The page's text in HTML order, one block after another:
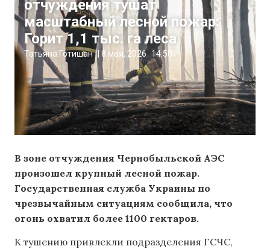
отчуждения тушат
масштабный лесной пожар:
Горит 1,1 тыс. га леса
Татьяна Готишан 8 мая, 2026 14:50
В зоне отчуждения Чернобыльской АЭС
произошел крупный лесной пожар.
Государственная служба Украины по
чрезвычайным ситуациям сообщила, что
огонь охватил более 1100 гектаров.
К тушению привлекли подразделения ГСЧС,